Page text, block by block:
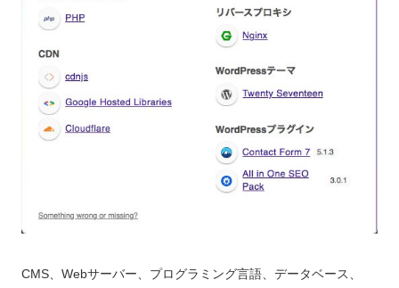
CMS、Webサーバー、プログラミング言語、データベース、